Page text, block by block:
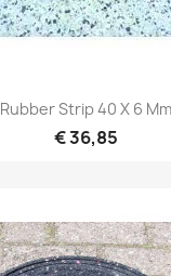
Rubber Strip 40 X 6 Mm
€ 36,85